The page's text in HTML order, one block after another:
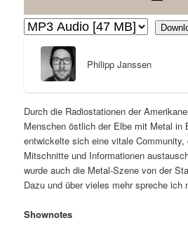
Philipp Janssen
Durch die Radiostationen der
Menschen östlich der Elbe mit Metal in
entwickelte sich eine vitale Community,
Mitschnitte und Informationen
wurde auch die Metal-Szene von der
Dazu und über vieles mehr spreche ich
Shownotes